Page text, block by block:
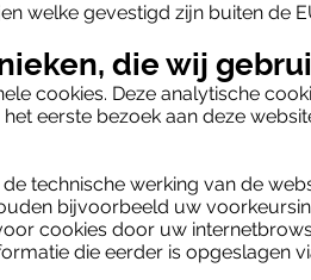
welke gevestigd zijn buiten de
die wij
cookies. Deze analytische
eerste bezoek aan deze
technische werking van de
bijvoorbeeld uw
cookies door uw
die eerder is opgeslagen